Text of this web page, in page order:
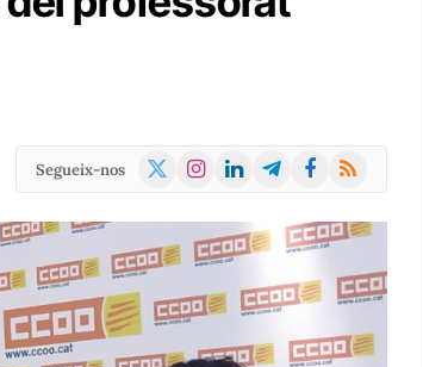
Segueix-nos
X
Instagram
LinkedInTelegramFacebook
RSS